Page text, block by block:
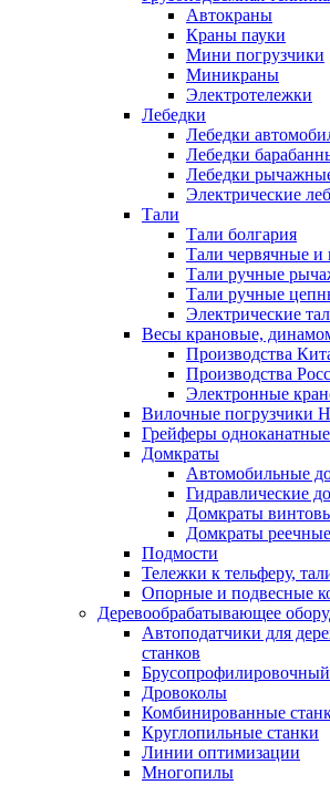
Автокраны
Краны пауки
Мини погрузчики
Миникраны
Электротележки
Лебедки
Лебедки
Лебедки
Лебедки
Электрические
Тали
Тали болгария
Тали червячные
Тали ручные
Тали ручные
Электрические
Весы крановые,
Производства
Производства
Электронные
Вилочные погрузчики
Грейферы одноканатные
Домкраты
Автомобильные
Гидравлические
Домкраты
Домкраты
Подмости
Тележки к тельферу,
Опорные и подвесные
Деревообрабатывающее
Автоподатчики для
станков
Брусопрофилировочный
Дровоколы
Комбинированные
Круглопильные станки
Линии оптимизации
Многопилы